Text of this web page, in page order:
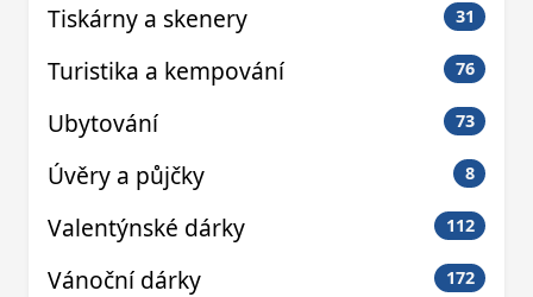
Tiskárny a skenery 31
Turistika a kempování 76
Ubytování 73
Úvěry a půjčky 8
Valentýnské dárky 112
Vánoční dárky 172